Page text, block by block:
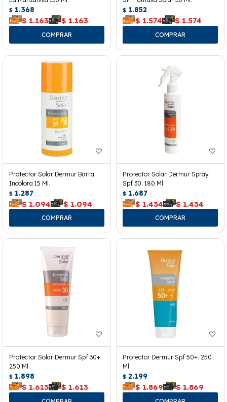
$ 1.368
$ 1.163 $ 1.163
$ 1.852
$ 1.574 $ 1.574
Protector Solar Dermur Barra
Incolora 15 Ml.
$ 1.287
$ 1.094 $ 1.094
Protector Solar Dermur Spray
Spf 30. 180 Ml.
$ 1.687
$ 1.434 $ 1.434
Protector Solar Dermur Spf 30+.
250 Ml.
$ 1.898
$ 1.613 $ 1.613
Protector Dermur Spf 50+. 250
Ml.
$ 2.199
$ 1.869 $ 1.869